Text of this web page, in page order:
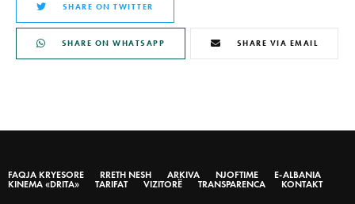
SHARE ON TWITTER
SHARE ON WHATSAPP SHARE VIA EMAIL
FAQJA KRYESORE RRETH NESH ARKIVA NJOFTIME
E-ALBANIA
KINEMA «DRITA»
TARIFAT VIZITORË TRANSPARENCA KONTAKT